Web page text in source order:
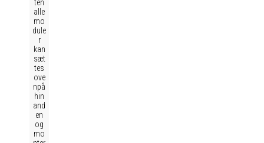
ten
alle
mo
dule
r
kan
sæt
tes
ove
npå
hin
and
en
og
mo